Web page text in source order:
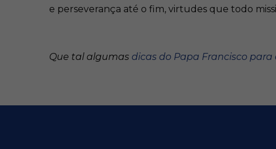
e perseverança até o fim, virtudes que todo
Que tal algumas dicas do Papa Francisco para